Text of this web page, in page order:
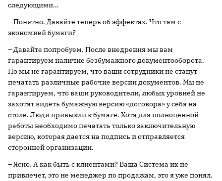
следующими…
– Понятно. Давайте теперь об эффектах. Что там с
экономией бумаги?
– Давайте попробуем. После внедрения мы вам
гарантируем наличие безбумажного документооборота.
Но мы не гарантируем, что ваши сотрудники не станут
печатать различные рабочие версии документов. Мы не
гарантируем, что ваши руководители, любых уровней не
захотят видеть бумажную версию «договора» у себя на
столе. Люди привыкли к бумаге. Хотя для полноценной
работы необходимо печатать только заключительную
версию, которая дается на подпись и отправляется
сторонней организации.
– Ясно. А как быть с клиентами? Ваша Система их не
привлечет, это не менеджер по продажам, это я уже понял.